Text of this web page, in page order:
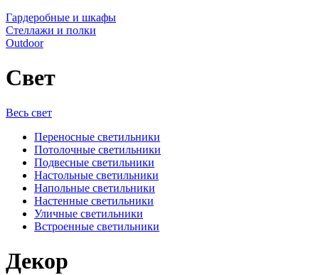
Гардеробные и шкафы
Стеллажи и полки
Outdoor
Свет
Весь свет
Переносные светильники
Потолочные светильники
Подвесные светильники
Настольные светильники
Напольные светильники
Настенные светильники
Уличные светильники
Встроенные светильники
Декор